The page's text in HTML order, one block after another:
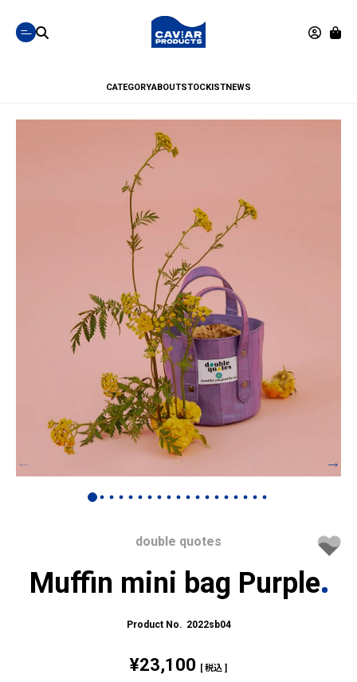
CATEGORYABOUTSTOCKISTNEWS
double quotes
Muffin mini bag Purple
2022sb04
¥23,100 税込